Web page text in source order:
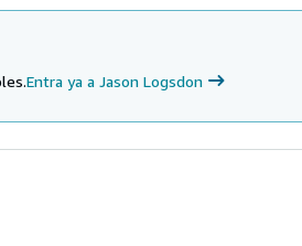
Entra ya a Jason Logsdon